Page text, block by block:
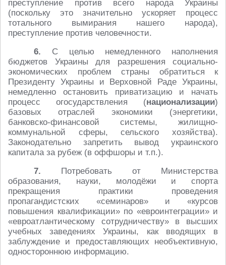
преступление против всего народа Украины
(поскольку это значительно ускоряет процесс
тотального вымирания нашего народа),
преступление против человечности.
6. С целью немедленного наполнения
бюджетов Украины для разрешения социально-
экономических проблем страны обратиться к
Президенту Украины и Верховной Раде Украины,
немедленно остановить приватизацию и начать
процесс огосударствления (национализации)
базовых отраслей экономики (энергетики,
банковско-финансовой системы, жилищно-
коммунальной сферы, сельского хозяйства).
Законодательно запретить вывод украинского
капитала за рубеж (в оффшоры и т.п.).
7. Потребовать от Министерства
образования, науки, молодёжи и спорта
прекращения практики проведения
пропагандистских «семинаров» и «курсов
повышения квалификации» по «евроинтеграции» и
«евроатлантическому сотрудничеству» в высших
учебных заведениях Украины, как вводящих в
заблуждение и предоставляющих необъективную,
одностороннюю информацию.